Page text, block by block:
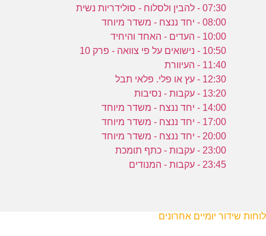
07:30 - להבין ולסלוח - סולידריות נשית
08:00 - יחד ננצח - משדר מיוחד
10:00 - העדים - האחד והיחיד
10:50 - נישואים על פי צוואה - פרק 10
11:40 - העיוורת
12:30 - עץ או פלי. פלאי תבל
13:20 - עקבות - נסיבות
14:00 - יחד ננצח - משדר מיוחד
17:00 - יחד ננצח - משדר מיוחד
20:00 - יחד ננצח - משדר מיוחד
23:00 - עקבות - כתף תומכת
23:45 - עקבות - המנודים
לוחות שידור יומיים אחרונים